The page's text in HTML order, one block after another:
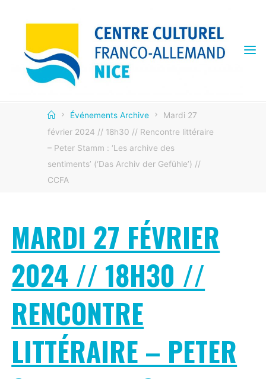
CENTRE
CULTUREL
FRANCO
HomeÉvénements Archive
Mardi 27
février 2024 // 18h30 // Rencontre littéraire
– Peter Stamm : ‘Les archive des
sentiments’ (‘Das Archiv der Gefühle’) //
CCFA
MARDI 27 FÉVRIER
2024 // 18H30 //
RENCONTRE
LITTÉRAIRE – PETER